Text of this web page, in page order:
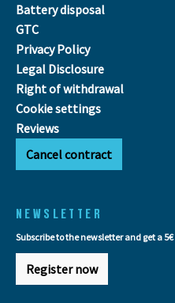
Battery disposal
GTC
Privacy Policy
Legal Disclosure
Right of withdrawal
Cookie settings
Reviews
Cancel contract
NEWSLETTER
Subscribe to the newsletter and get a
Register now